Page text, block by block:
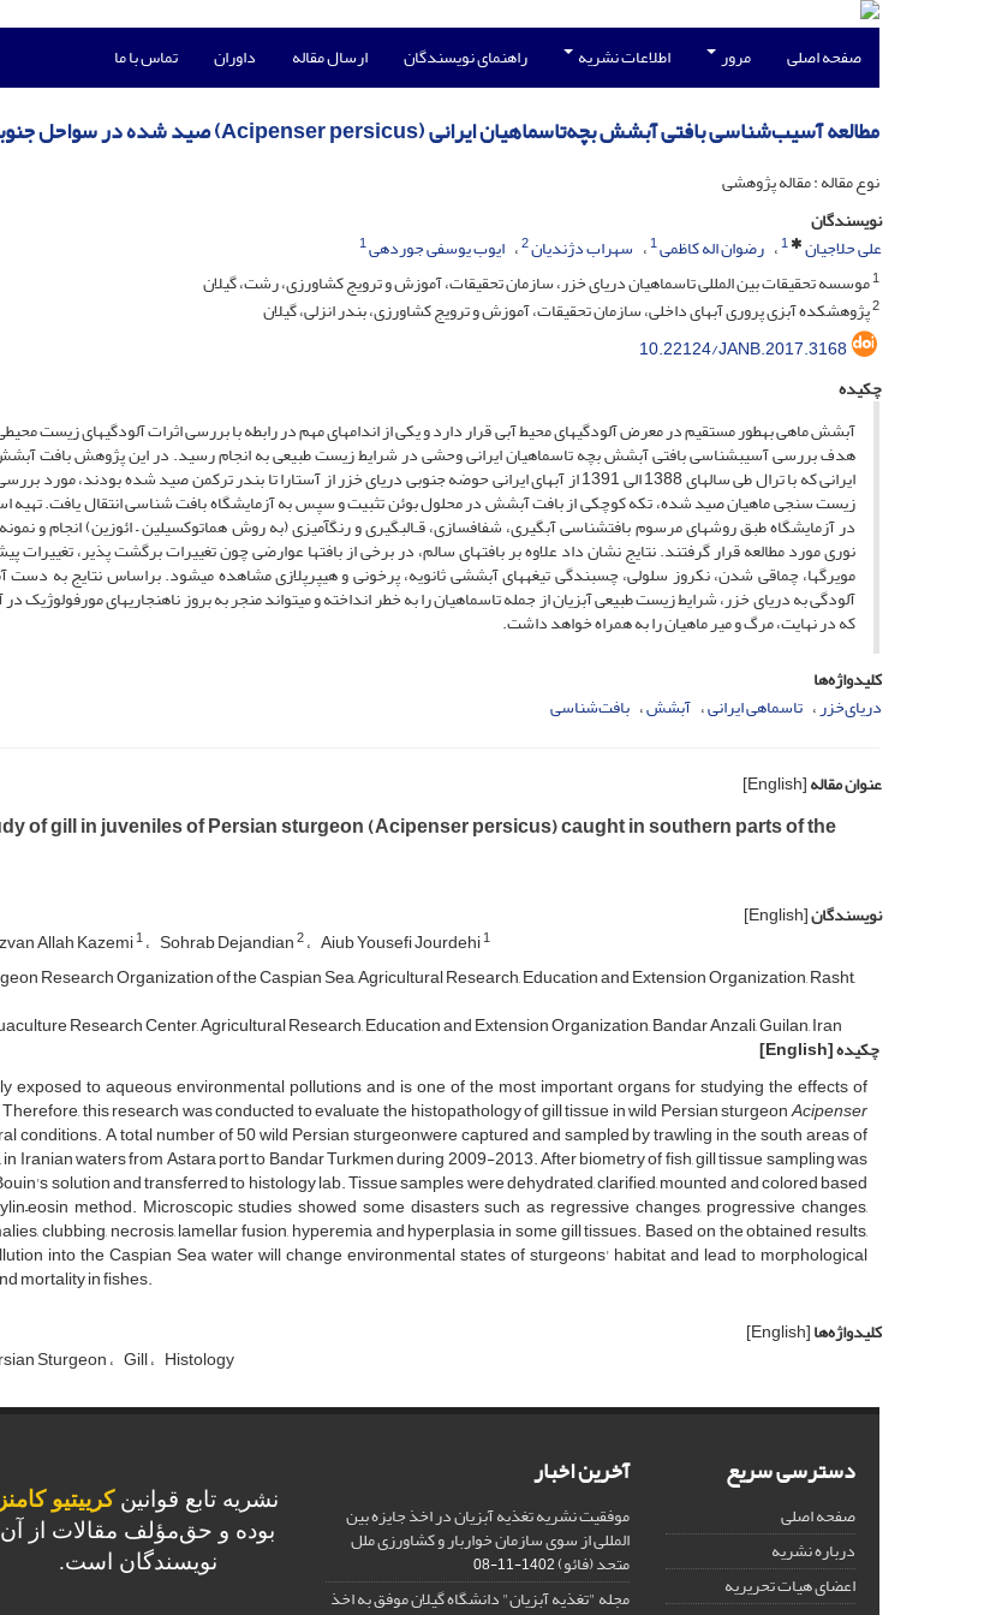
صفحه اصلی مرور اطلاعات نشریه راهنمای نویسندگان ارسال مقاله داوران تماس با ما
مطالعه آسیب‌شناسی بافتی آبشش بچه‌تاسماهیان ایرانی (Acipenser persicus) صید شده در سواحل جنوبی دریای خزر
نوع مقاله : مقاله پژوهشی
نویسندگان
علی حلاجیان
1 رضوان اله کاظمی1 سهراب دژندیان2 ایوب یوسفی جوردهی1
1موسسه تحقیقات بین المللی تاسماهیان دریای خزر، سازمان تحقیقات، آموزش و ترویج کشاورزی، رشت، گیلان
2پژوهشکده آبزی پروری آبهای داخلی، سازمان تحقیقات، آموزش و ترویج کشاورزی، بندر انزلی، گیلان
10.22124/JANB.2017.3168
چکیده
آبشش ماهی به­طور مستقیم در معرض آلودگی­های محیط آبی قرار دارد و یکی از اندام­های مهم در رابطه با بررسی اثرات آلودگی­های زیست
ایرانی که با ترال طی سال­های 1388 الی 1391 از آبهای ایرانی حوضه جنوبی دریای خزر از آستارا تا بندر ترکمن صید شده بودند،
زیست سنجی ماهیان صید شده، تکه کوچکی از بافت آبشش در محلول بوئن تثبیت و سپس به آزمایشگاه بافت شناسی انتقال یافت. تهیه
در آزمایشگاه طبق روش­های مرسوم بافت­شناسی آب­گیری، شفاف­سازی، قـالب­گیری و رنگ­آمیزی (به روش هماتوکسیلین – ائوزین) انجام و
نوری مورد مطالعه قرار گرفتند. نتایج نشان داد علاوه بر بافت­های سالم، در برخی از بافت­ها عوارضی چون تغییرات برگشت پذیر،
مویرگ­ها، چماقی شدن، نکروز سلولی، چسبندگی تیغه­های آبششی ثانویه، پرخونی و هیپرپلازی مشاهده می­شود. براساس نتایج به ­دست
آلودگی­ به دریای خزر، شرایط زیست طبیعی آبزیان از جمله تاسماهیان را به خطر انداخته و می­تواند منجر به بروز ناهنجاری­های
که در نهایت، مرگ و میر ماهیان را به همراه خواهد داشت.
کلیدواژه‌ها
دریای‌خزر تاسماهی ایرانی آبشش بافت‌شناسی
عنوان مقاله[English]
of gill in juveniles of Persian sturgeon (Acipenser persicus) caught in southern parts of the
نویسندگان[English]
Allah Kazemi1 Sohrab Dejandian2 Aiub Yousefi Jourdehi1
Research Organization of the Caspian Sea, Agricultural Research, Education and Extension Organization, Rasht,
Research Center, Agricultural Research, Education and Extension Organization, Bandar Anzali, Guilan, Iran
چکیده[English]
exposed to aqueous environmental pollutions and is one of the most important organs for studying the effects of
this research was conducted to evaluate the histopathology of gill tissue in wild Persian sturgeonAcipenser
conditions. A total number of 50 wild Persian sturgeonwere captured and sampled by trawling in the south areas of
Iranian waters from Astara port to Bandar Turkmen during 2009-2013. After biometry of fish, gill tissue sampling was
solution and transferred to histology lab. Tissue samples were dehydrated, clarified, mounted and colored based
method. Microscopic studies showed some disasters such as regressive changes, ­progressive changes,
clubbing, necrosis, lamellar fusion, hyperemia and hyperplasia in some gill tissues. Based on the obtained results,
into the Caspian Sea water will change environmental states of sturgeons' habitat and lead to morphological
mortality in fishes.
کلیدواژه‌ها[English]
Sturgeon Gill Histology
دسترسی سریع
صفحه اصلی
درباره نشریه
اعضای هیات تحریریه
آخرین اخبار
موفقیت نشریه تغذیه آبزیان در اخذ جایزه بین
المللی از سوی سازمان خواربار و کشاورزی ملل
متحد (فائو)1402-11-08
مجله "تغذیه آبزیان" دانشگاه گیلان موفق به اخذ
نشریه تابع قوانینکرییتیو کامنز
بوده و حق‌مؤلف مقالات از آن
نویسندگان است.